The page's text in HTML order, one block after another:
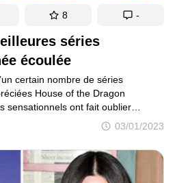
séries
écoulée
03/01/2023
certain nombre de séries
House of the Dragon
sensationnels ont fait oublier
dignes d’intérêt. Nous
grande liste IMDb des meilleures
avons personnellement sélectionné
toi et compilé le top de la fin
à meilleur.
8 -